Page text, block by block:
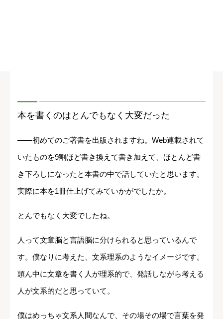
本を書くのはとんでもなく大変だった
――初めてのご著書を出版されますね。Web連載されて
いたものを9割ほど書き換えて書き加えて、ほとんど書
き下ろしになったと本書の中で話していたと思います。
実際に本を1冊仕上げてみていかがでしたか。
とんでもなく大変でしたね。
人って文章脳と言語脳に分けられると思っているんで
す。僕なりに考えた、文系理系のようなイメージです。
頭ん中に文章を書く人が理系的で、発話しながら考える
人が文系的だと思っていて。
僕はめっちゃ文系人間なんで、その場その場で言葉を発